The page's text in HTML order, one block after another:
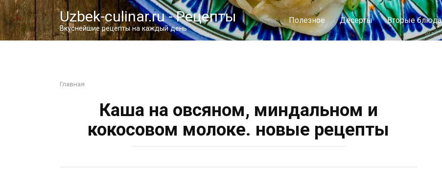
Перейти
к
контенту
Uzbek-culinar.ru - Рецепты
Вкуснейшие рецепты на каждый день
Полезное Десерты Вторые блюда
Главная
Каша на овсяном, миндальном и
кокосовом молоке. новые рецепты